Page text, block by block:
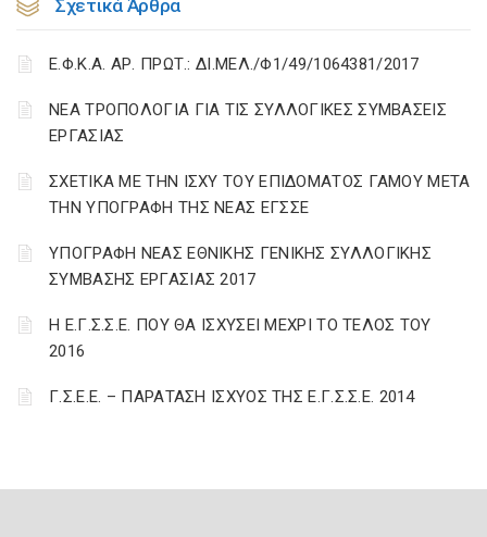
Σχετικά Άρθρα
Ε.Φ.Κ.Α. ΑΡ. ΠΡΩΤ.: ΔΙ.ΜΕΛ./Φ1/49/1064381/2017
ΝΕΑ ΤΡΟΠΟΛΟΓΙΑ ΓΙΑ ΤΙΣ ΣΥΛΛΟΓΙΚΕΣ ΣΥΜΒΑΣΕΙΣ
ΕΡΓΑΣΙΑΣ
ΣΧΕΤΙΚΑ ΜΕ ΤΗΝ ΙΣΧΥ ΤΟΥ ΕΠΙΔΟΜΑΤΟΣ ΓΑΜΟΥ ΜΕΤΑ
ΤΗΝ ΥΠΟΓΡΑΦΗ ΤΗΣ ΝΕΑΣ ΕΓΣΣΕ
ΥΠΟΓΡΑΦΗ ΝΕΑΣ ΕΘΝΙΚΗΣ ΓΕΝΙΚΗΣ ΣΥΛΛΟΓΙΚΗΣ
ΣΥΜΒΑΣΗΣ ΕΡΓΑΣΙΑΣ 2017
Η Ε.Γ.Σ.Σ.Ε. ΠΟΥ ΘΑ ΙΣΧΥΣΕΙ ΜΕΧΡΙ ΤΟ ΤΕΛΟΣ ΤΟΥ
2016
Γ.Σ.Ε.Ε. – ΠΑΡΑΤΑΣΗ ΙΣΧΥΟΣ ΤΗΣ Ε.Γ.Σ.Σ.Ε. 2014